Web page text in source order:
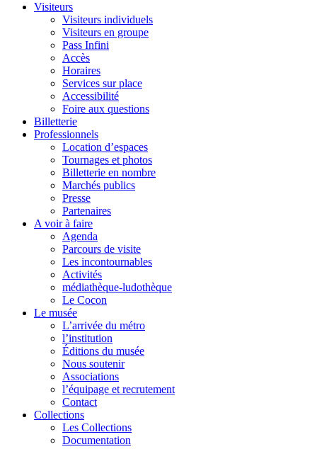
Visiteurs
Visiteurs individuels
Visiteurs en groupe
Pass Infini
Accès
Horaires
Services sur place
Accessibilité
Foire aux questions
Billetterie
Professionnels
Location d’espaces
Tournages et photos
Billetterie en nombre
Marchés publics
Presse
Partenaires
A voir à faire
Agenda
Parcours de visite
Les incontournables
Activités
médiathèque-ludothèque
Le Cocon
Le musée
L’arrivée du métro
l’institution
Éditions du musée
Nous soutenir
Associations
l’équipage et recrutement
Contact
Collections
Les Collections
Documentation